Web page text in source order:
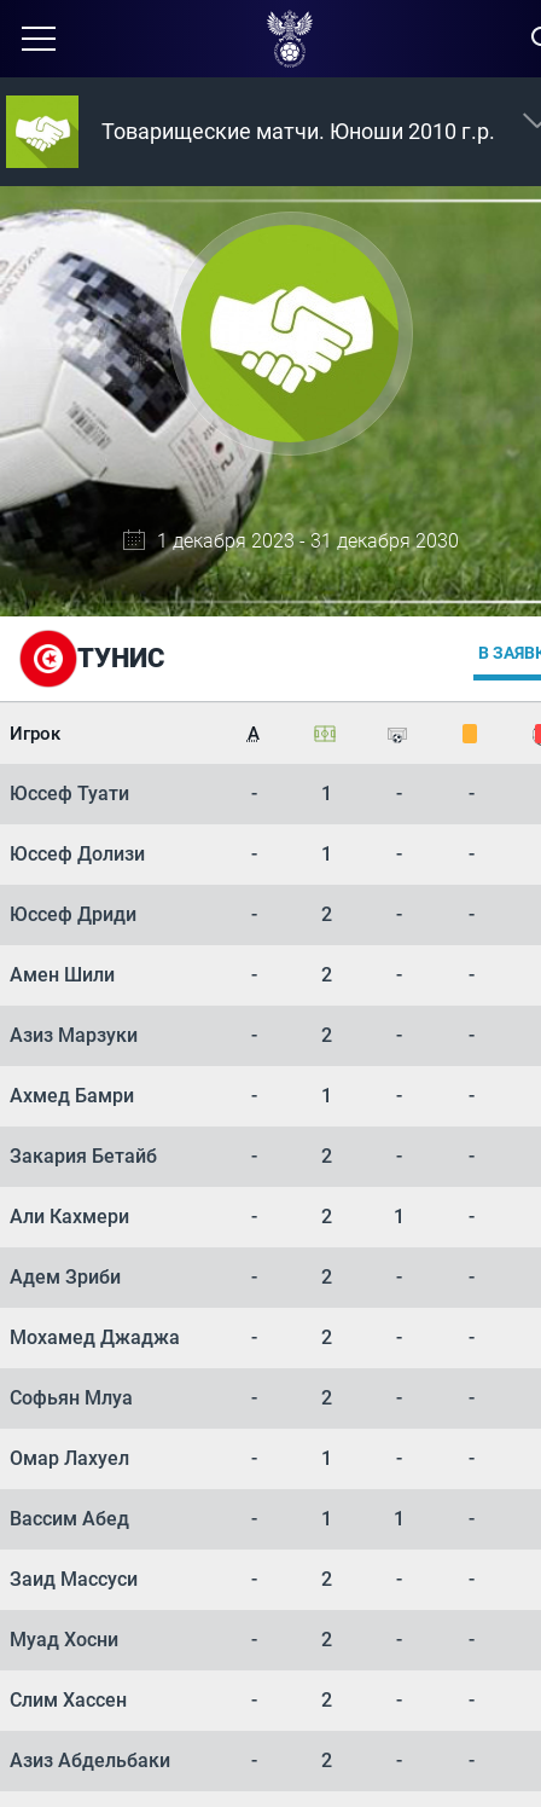
Товарищеские матчи. Юноши 2010 г.р.
1 декабря 2023 - 31 декабря 2030
ТУНИС В
Игрок А
Юссеф Туати - 1 - -
Юссеф Долизи - 1 - -
Юссеф Дриди - 2 - -
Амен Шили - 2 - -
Азиз Марзуки - 2 - -
Ахмед Бамри - 1 - -
Закария Бетайб - 2 - -
Али Кахмери - 2 1 -
Адем Зриби - 2 - -
Мохамед Джаджа - 2 - -
Софьян Млуа - 2 - -
Омар Лахуел - 1 - -
Вассим Абед - 1 1 -
Заид Массуси - 2 - -
Муад Хосни - 2 - -
Слим Хассен - 2 - -
Азиз Абдельбаки - 2 - -